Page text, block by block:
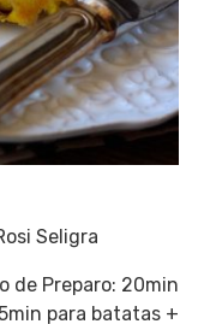
Seligra
de Preparo: 20min
para batatas +